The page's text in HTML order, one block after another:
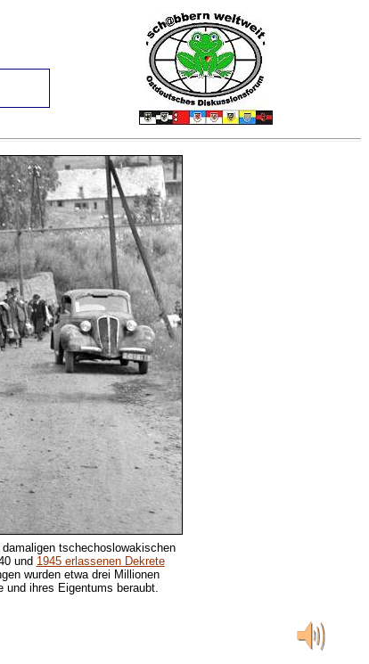
tschechoslowakischen
und 1945 erlassenen Dekrete
wurden etwa drei Millionen
und ihres Eigentums beraubt.